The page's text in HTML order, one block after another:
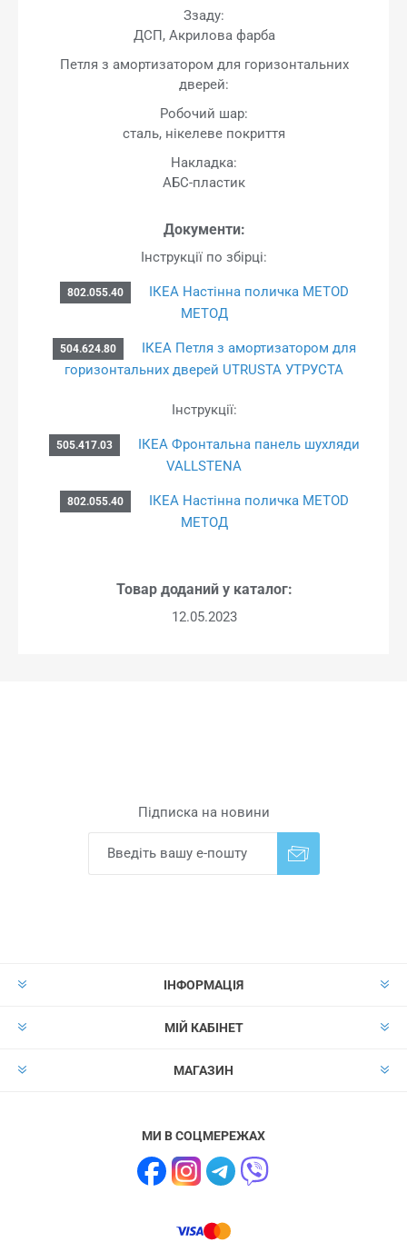
Ззаду:
ДСП, Акрилова фарба
Петля з амортизатором для горизонтальних
дверей:
Робочий шар:
сталь, нікелеве покриття
Накладка:
АБС-пластик
Документи:
Інструкції по збірці:
802.055.40
ІКЕА Настінна поличка METOD
МЕТОД
504.624.80
ІКЕА Петля з амортизатором для
горизонтальних дверей UTRUSTA УТРУСТА
Інструкції:
505.417.03
ІКЕА Фронтальна панель шухляди
VALLSTENA
802.055.40
ІКЕА Настінна поличка METOD
МЕТОД
Товар доданий у каталог:
12.05.2023
Підписка на новини
ІНФОРМАЦІЯ
МІЙ КАБІНЕТ
МАГАЗИН
МИ В СОЦМЕРЕЖАХ